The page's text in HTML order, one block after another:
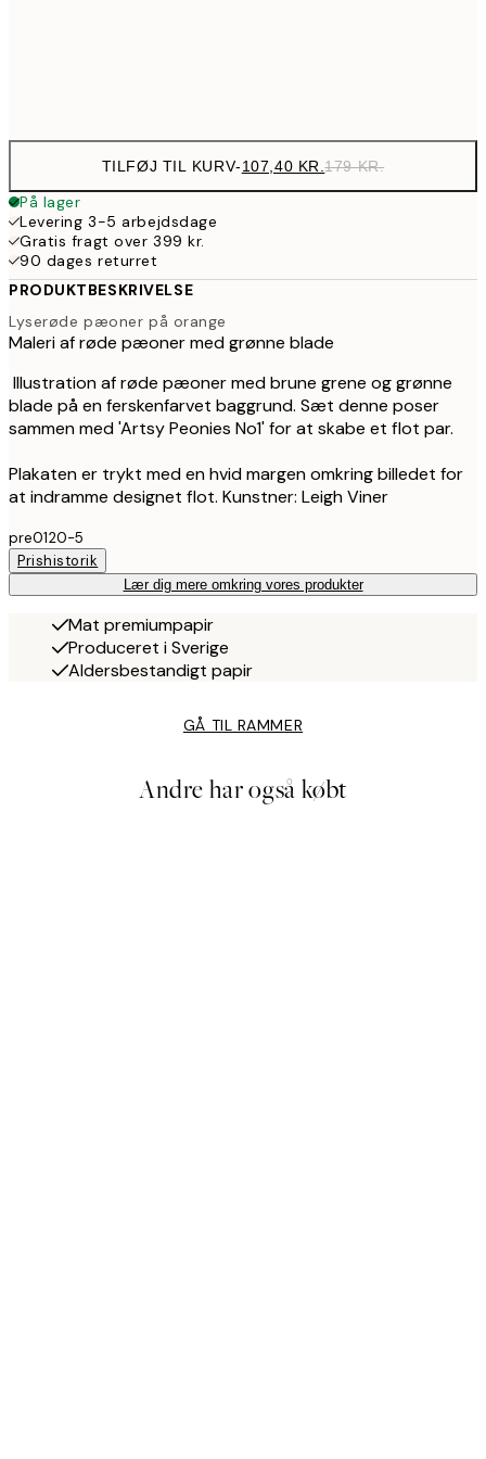
TILFØJ TIL KURV-107,40 KR.179 KR.
På lager
Levering 3-5 arbejdsdage
Gratis fragt over 399 kr.
90 dages returret
PRODUKTBESKRIVELSE
Lyserøde pæoner på orange
Maleri af røde pæoner med grønne blade
Illustration af røde pæoner med brune grene og grønne
blade på en ferskenfarvet baggrund. Sæt denne poser
sammen med 'Artsy Peonies No1' for at skabe et flot par.
Plakaten er trykt med en hvid margen omkring billedet for
at indramme designet flot. Kunstner: Leigh Viner
pre0120-5
Prishistorik
Lær dig mere omkring vores produkter
Mat premiumpapir
Produceret i Sverige
Aldersbestandigt papir
GÅ TIL RAMMER
Andre har også købt